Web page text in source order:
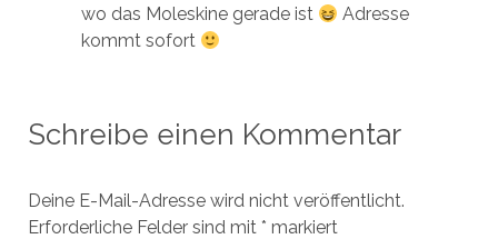
wo das Moleskine gerade ist
Adresse
kommt sofort
Schreibe einen Kommentar
Deine E-Mail-Adresse wird nicht veröffentlicht.
Erforderliche Felder sind mit * markiert